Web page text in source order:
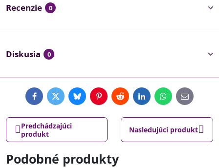
Recenzie 0
Diskusia 0
FacebookTwitterBlueskyPinterestRedditLinkedInWhatsApp
E-
mail
Predchádzajúci
produkt
Nasledujúci produkt
Podobné produkty